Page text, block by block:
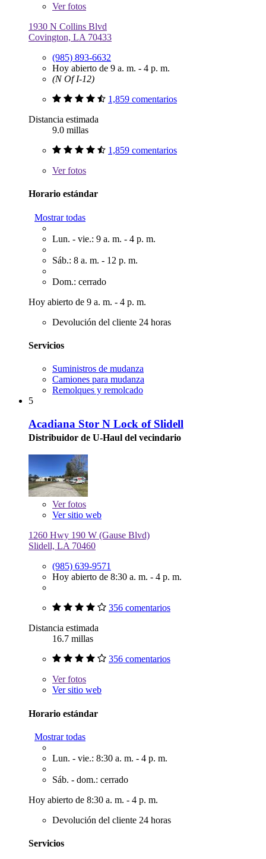
Verfotos
1930 N Collins Blvd
Covington, LA 70433
(985) 893-6632
Hoy abierto de 9 a. m. - 4 p. m.
(N Of I-12)
1,859 comentarios
Distancia estimada
9.0 millas
1,859 comentarios
Verfotos
Horario estándar
Mostrar todas
Lun. - vie.: 9 a. m. - 4 p. m.
Sáb.: 8 a. m. - 12 p. m.
Dom.: cerrado
Hoy abierto de 9 a. m. - 4 p. m.
Devolución del cliente 24 horas
Servicios
Suministros de mudanza
Camiones para mudanza
Remolques y remolcado
5
Acadiana Stor N Lock of Slidell
Distribuidor de U-Haul del vecindario
Verfotos
Ver sitio web
1260 Hwy 190 W (Gause Blvd)
Slidell, LA 70460
(985) 639-9571
Hoy abierto de 8:30 a. m. - 4 p. m.
356 comentarios
Distancia estimada
16.7 millas
356 comentarios
Verfotos
Ver sitio web
Horario estándar
Mostrar todas
Lun. - vie.: 8:30 a. m. - 4 p. m.
Sáb. - dom.: cerrado
Hoy abierto de 8:30 a. m. - 4 p. m.
Devolución del cliente 24 horas
Servicios